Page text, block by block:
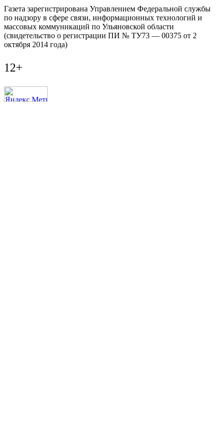
Газета зарегистрирована Управлением Федеральной службы
по надзору в сфере связи, информационных технологий и
массовых коммуникаций по Ульяновской области
(свидетельство о регистрации ПИ № ТУ73 — 00375 от 2
октября 2014 года)
12+